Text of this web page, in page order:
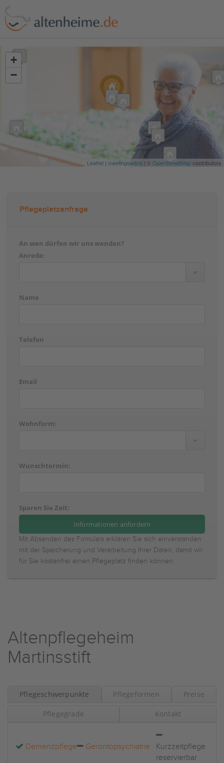
+
−
Leaflet | meetingswitch | ©OpenStreetMapcontributors
Pflegeplatzanfrage
An wen dürfen wir uns wenden?
Anrede:
Name
Telefon
Email
Wohnform:
Wunschtermin:
Sparen Sie Zeit:
Mit Absenden des Fomulars erklären Sie sich einverstanden
mit der Speicherung und Verarbeitung Ihrer Daten, damit wir
für Sie kostenfrei einen Pflegeplatz finden können.
Altenpflegeheim
Martinsstift
Pflegeschwerpunkte Pflegeformen Preise
Pflegegrade Kontakt
Demenzpflege Gerontopsychiatrie
Kurzzeitpflege
reservierbar